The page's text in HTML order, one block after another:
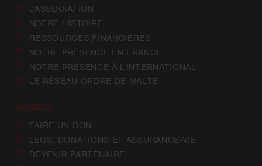
L’ASSOCIATION
NOTRE HISTOIRE
RESSOURCES FINANCIÈRES
NOTRE PRÉSENCE EN FRANCE
NOTRE PRÉSENCE À L’INTERNATIONAL
LE RÉSEAU ORDRE DE MALTE
AGISSEZ
FAIRE UN DON
LEGS, DONATIONS ET ASSURANCE-VIE
DEVENIR PARTENAIRE